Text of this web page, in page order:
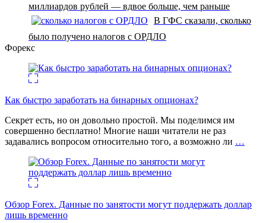
миллиардов рублей — вдвое больше, чем раньше
В ГФС сказали, сколько
было получено налогов с ОРДЛО
Форекс
Как быстро заработать на бинарных опционах?
Секрет есть, но он довольно простой. Мы поделимся им
совершенно бесплатно! Многие наши читатели не раз
задавались вопросом относительно того, а возможно ли …
Обзор Forex. Данные по занятости могут поддержать доллар
лишь временно